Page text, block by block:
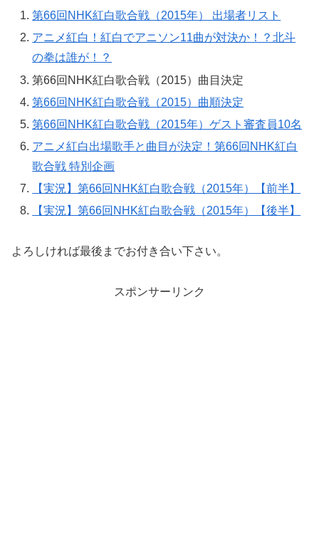
第66回NHK紅白歌合戦（2015年） 出場者リスト
アニメ紅白！紅白でアニソン11曲が対決か！？北斗
の拳は誰が！？
第66回NHK紅白歌合戦（2015）曲目決定
第66回NHK紅白歌合戦（2015）曲順決定
第66回NHK紅白歌合戦（2015年）ゲスト審査員10名
アニメ紅白出場歌手と曲目が決定！第66回NHK紅白
歌合戦 特別企画
【実況】第66回NHK紅白歌合戦（2015年）【前半】
【実況】第66回NHK紅白歌合戦（2015年）【後半】
よろしければ最後までお付き合い下さい。
スポンサーリンク